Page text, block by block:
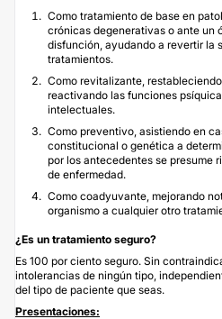
Como tratamiento de base en
crónicas degenerativas o ante un
disfunción, ayudando a revertir la
tratamientos.
Como revitalizante,
reactivando las funciones
intelectuales.
Como preventivo, asistiendo en
constitucional o genética a
por los antecedentes se presume
de enfermedad.
Como coadyuvante, mejorando
organismo a cualquier otro
¿Es un tratamiento seguro?
Es 100 por ciento seguro. Sin
intolerancias de ningún tipo,
del tipo de paciente que seas.
Presentaciones: